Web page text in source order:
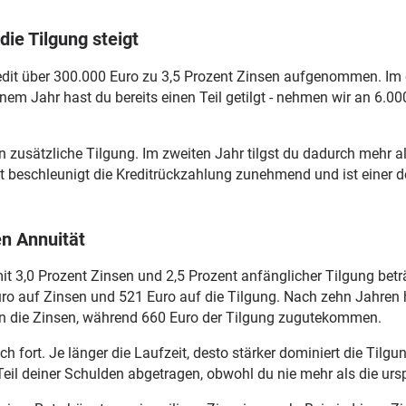
Tilgung steigt
über 300.000 Euro zu 3,5 Prozent Zinsen aufgenommen.
Jahr hast du bereits einen Teil getilgt - nehmen wir an
Tilgung. Im zweiten Jahr tilgst du dadurch mehr
die Kreditrückzahlung zunehmend und ist einer
Annuität
3,0 Prozent Zinsen und 2,5 Prozent anfänglicher Tilgung
auf Zinsen und 521 Euro auf die Tilgung. Nach zehn
die Zinsen, während 660 Euro der Tilgung zugutekommen.
fort. Je länger die Laufzeit, desto stärker dominiert die
deiner Schulden abgetragen, obwohl du nie mehr als die